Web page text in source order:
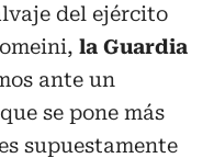
del ejército
la Guardia
ante un
se pone más
supuestamente